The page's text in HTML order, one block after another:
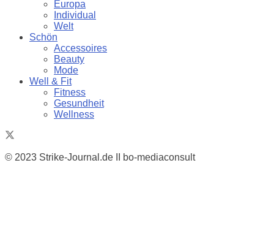
Europa
Individual
Welt
Schön
Accessoires
Beauty
Mode
Well & Fit
Fitness
Gesundheit
Wellness
© 2023 Strike-Journal.de II bo-mediaconsult